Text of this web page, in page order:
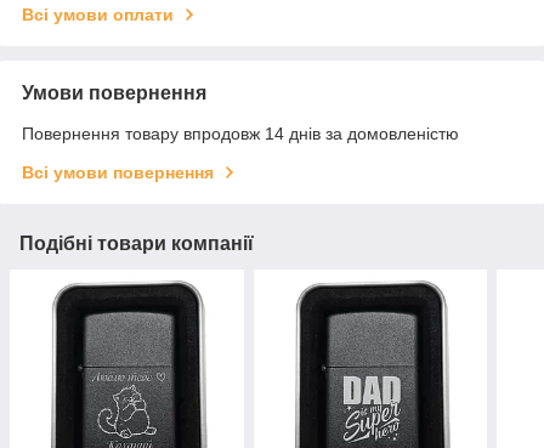
Всі умови оплати
Умови повернення
Повернення товару впродовж 14 днів за домовленістю
Всі умови повернення
Подібні товари компанії